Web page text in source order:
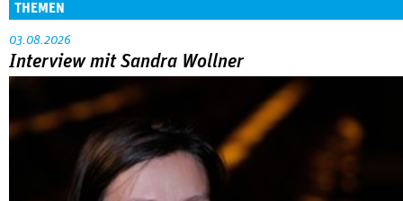
THEMEN
03.08.2026
Interview mit Sandra Wollner